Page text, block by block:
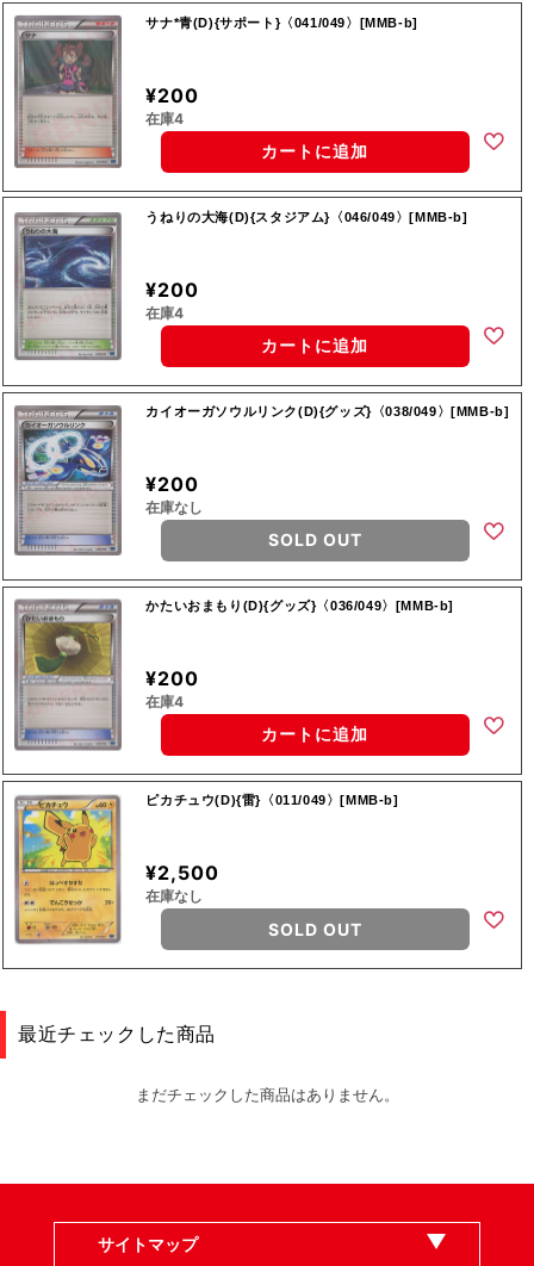
サナ*青(D){サポート}〈041/049〉[MMB-b]
¥200
在庫4
カートに追加
うねりの大海(D){スタジアム}〈046/049〉[MMB-b]
¥200
在庫4
カートに追加
カイオーガソウルリンク(D){グッズ}〈038/049〉[MMB-b]
¥200
在庫なし
SOLD OUT
かたいおまもり(D){グッズ}〈036/049〉[MMB-b]
¥200
在庫4
カートに追加
ピカチュウ(D){雷}〈011/049〉[MMB-b]
¥2,500
在庫なし
SOLD OUT
最近チェックした商品
まだチェックした商品はありません。
サイトマップ